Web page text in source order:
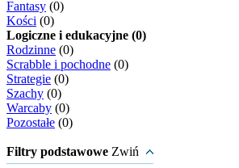
Fantasy (0)
Kości (0)
Logiczne i edukacyjne (0)
Rodzinne (0)
Scrabble i pochodne (0)
Strategie (0)
Szachy (0)
Warcaby (0)
Pozostałe (0)
Filtry podstawowe Zwiń